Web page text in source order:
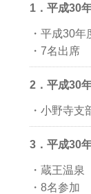
1．平成30
・平成30
・7名出席
2．平成30
・小野寺支
3．平成30
・蔵王温
・8名参加